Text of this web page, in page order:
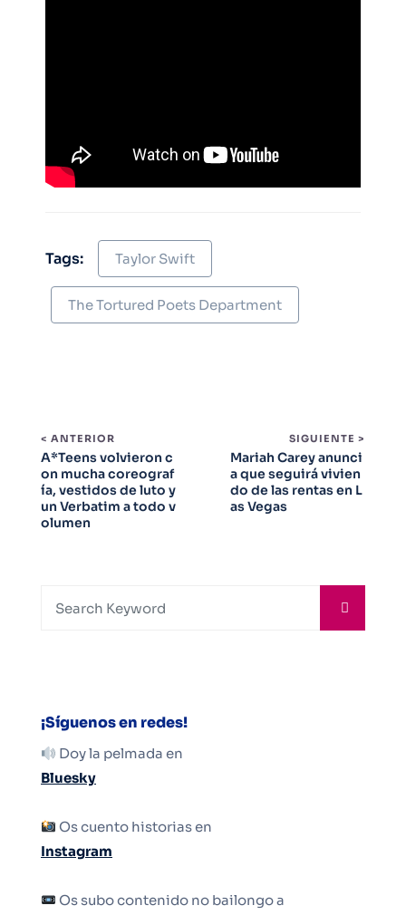
Tags: Taylor Swift
The Tortured Poets Department
< ANTERIOR
A*Teens volvieron c
on mucha coreograf
ía, vestidos de luto y
un Verbatim a todo v
olumen
SIGUIENTE >
Mariah Carey anunci
a que seguirá vivien
do de las rentas en L
as Vegas
¡Síguenos en redes!
Doy la pelmada en
Bluesky
Os cuento historias en
Instagram
Os subo contenido no bailongo a